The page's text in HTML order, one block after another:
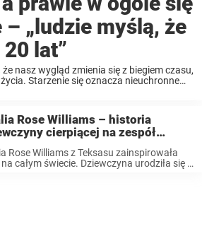
„ludzie myślą, że
lat”
nasz wygląd zmienia się z biegiem czasu,
Starzenie się oznacza nieuchronne
Rose Williams – historia
cierpiącej na zespół
starzenia się
Rose Williams z Teksasu zainspirowała
na całym świecie. Dziewczyna urodziła się z